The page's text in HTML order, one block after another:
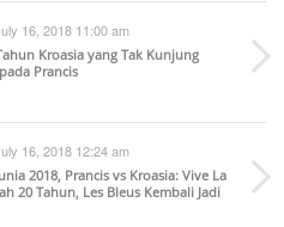
16, 2018 11:00 am
Kroasia yang Tak Kunjung
Prancis
16, 2018 12:24 am
2018, Prancis vs Kroasia: Vive La
20 Tahun, Les Bleus Kembali Jadi